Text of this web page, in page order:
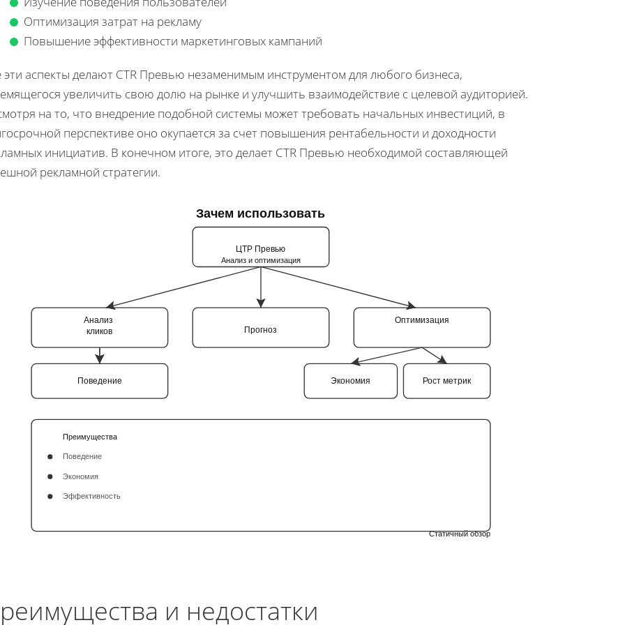
Оптимизация затрат на рекламу
Повышение эффективности маркетинговых кампаний
эти аспекты делают CTR Превью незаменимым инструментом для любого бизнеса,
увеличить свою долю на рынке и улучшить взаимодействие с целевой аудиторией.
на то, что внедрение подобной системы может требовать начальных инвестиций, в
перспективе оно окупается за счет повышения рентабельности и доходности
инициатив. В конечном итоге, это делает CTR Превью необходимой составляющей
рекламной стратегии.
Зачем использовать
ЦТР Превью
Анализ и оптимизация
Анализ
кликов Прогноз
Оптимизация
Поведение Экономия Рост метрик
Преимущества
Поведение
Экономия
Эффективность
Статичный обзор
и недостатки